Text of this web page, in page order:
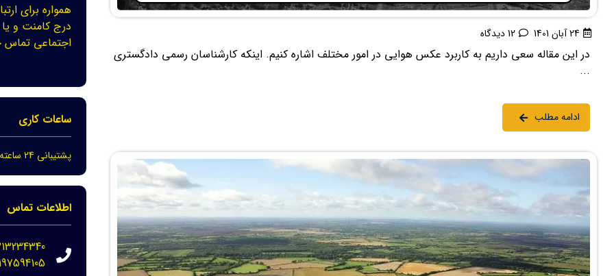
24 آبان 1401 12 دیدگاه
در این مقاله سعی داریم به کاربرد عکس هوایی در امور مختلف اشاره کنیم. اینکه کارشناسان رسمی دادگستری
...
ادامه مطلب
همواره برای
درج کامنت و یا
اجتماعی تماس
ساعات کاری
پشتیبانی 24 ساعته در 7 روز هفته
اطلاعات تماس